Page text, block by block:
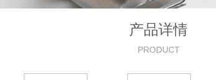
产品详情
PRODUCT